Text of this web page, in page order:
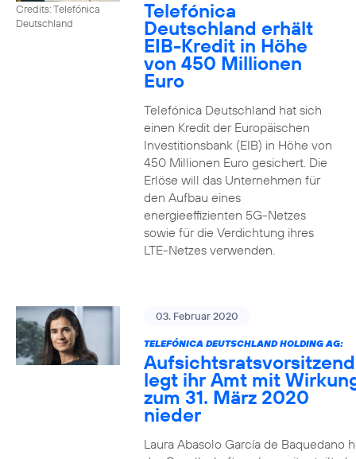
Credits: Telefónica
Deutschland
Telefónica
Deutschland erhält
EIB-Kredit in Höhe
von 450 Millionen
Euro
Telefónica Deutschland hat sich
einen Kredit der Europäischen
Investitionsbank (EIB) in Höhe von
450 Millionen Euro gesichert. Die
Erlöse will das Unternehmen für
den Aufbau eines
energieeffizienten 5G-Netzes
sowie für die Verdichtung ihres
LTE-Netzes verwenden.
03. Februar 2020
TELEFÓNICA DEUTSCHLAND HOLDING AG:
legt ihr Amt mit
zum 31. März 2020
nieder
Laura Abasolo García de Baquedano